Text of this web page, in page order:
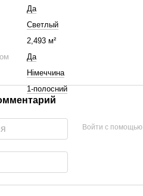
Да
Светлый
2,493 м²
Да
Німеччина
1-полосний
Войти с помощью